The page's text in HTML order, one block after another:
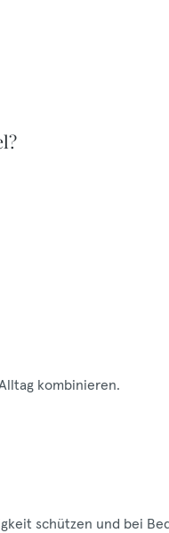
kombinieren.
schützen und bei